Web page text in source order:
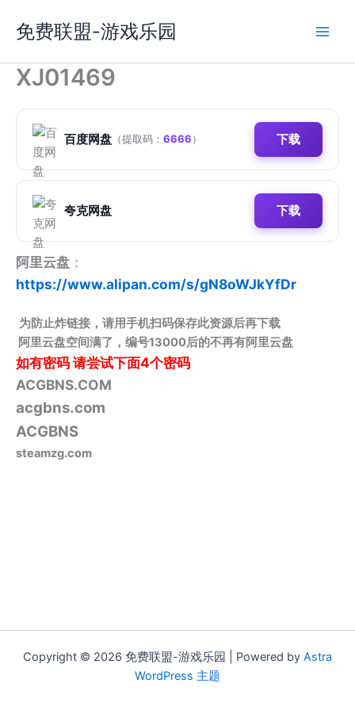
容
免费联盟-游戏乐园
XJ01469
百度网盘 （提取码： 6666） 下载
夸克网盘 下载
阿里云盘 ：
https://www.alipan.com/s/gN8oWJkYfDr
为防止炸链接，请用手机扫码保存此资源后再下载
阿里云盘空间满了，编号13000后的不再有阿里云盘
如有密码请尝试下面4个密码
ACGBNS.COM
acgbns.com
ACGBNS
steamzg.com
Copyright © 2026 免费联盟-游戏乐园 | Powered by Astra
WordPress 主题